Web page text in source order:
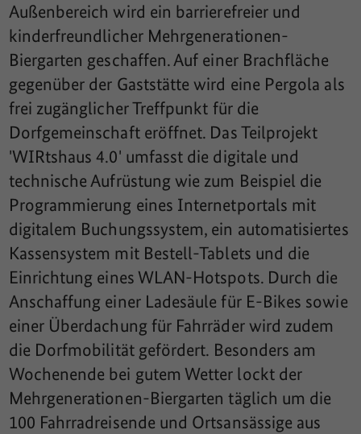
Außenbereich wird ein barrierefreier und
kinderfreundlicher Mehrgenerationen-
Biergarten geschaffen. Auf einer Brachfläche
gegenüber der Gaststätte wird eine Pergola als
frei zugänglicher Treffpunkt für die
Dorfgemeinschaft eröffnet. Das Teilprojekt
'WIRtshaus 4.0' umfasst die digitale und
technische Aufrüstung wie zum Beispiel die
Programmierung eines Internetportals mit
digitalem Buchungssystem, ein automatisiertes
Kassensystem mit Bestell-Tablets und die
Einrichtung eines WLAN-Hotspots. Durch die
Anschaffung einer Ladesäule für E-Bikes sowie
einer Überdachung für Fahrräder wird zudem
die Dorfmobilität gefördert. Besonders am
Wochenende bei gutem Wetter lockt der
Mehrgenerationen-Biergarten täglich um die
100 Fahrradreisende und Ortsansässige aus